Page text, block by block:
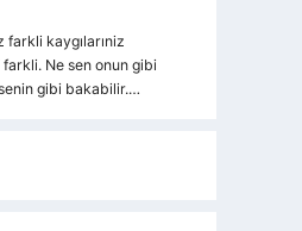
kaygılarıniz
Ne sen onun gibi
gibi bakabilir.…